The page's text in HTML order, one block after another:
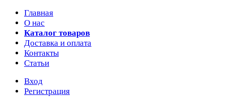
Главная
О нас
Каталог товаров
Доставка и оплата
Контакты
Статьи
Вход
Регистрация